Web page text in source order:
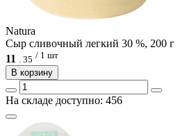
Natura
Сыр сливочный легкий 30 %, 200 г
11 . 35 / 1 шт
В корзину
На складе доступно: 456